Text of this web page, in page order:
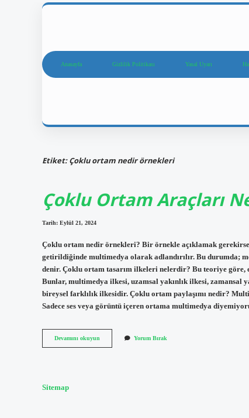
Anasayfa Gizlilik Politikası Yasal Uyarı
Etiket:Çoklu ortam nedir örnekleri
Çoklu Ortam Araçları
Tarih: Eylül 21, 2024
Çoklu ortam nedir örnekleri? Bir örnekle açıklamak
getirildiğinde multimedya olarak adlandırılır. Bu durumda;
denir. Çoklu ortam tasarım ilkeleri nelerdir? Bu teoriye
Bunlar, multimedya ilkesi, uzamsal yakınlık ilkesi, zamansal
bireysel farklılık ilkesidir. Çoklu ortam paylaşımı nedir?
Sadece ses veya görüntü içeren ortama multimedya
Devamını okuyun
Ortam
Yorum Bırak
Sitemap